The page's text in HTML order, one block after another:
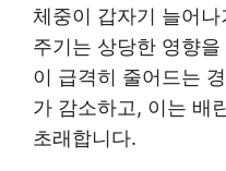
체중이 갑자기 늘어
주기는 상당한 영향
이 급격히 줄어드는
가 감소하고, 이는 배
초래합니다.